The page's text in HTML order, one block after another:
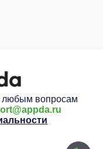
любым вопросам